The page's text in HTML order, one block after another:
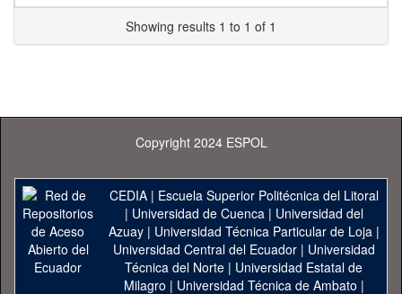
Showing results 1 to 1 of 1
Copyright 2024 ESPOL
CEDIA| Escuela Superior Politécnica del Litoral
| Universidad de Cuenca| Universidad del
Azuay| Universidad Técnica Particular de Loja|
Universidad Central del Ecuador| Universidad
Técnica del Norte | Universidad Estatal de
Milagro | Universidad Técnica de Ambato |